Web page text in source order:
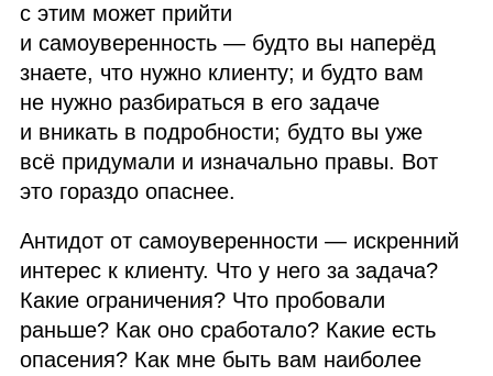
с этим может прийти
и самоуверенность — будто вы наперёд
знаете, что нужно клиенту; и будто вам
не нужно разбираться в его задаче
и вникать в подробности; будто вы уже
всё придумали и изначально правы. Вот
это гораздо опаснее.
Антидот от самоуверенности — искренний
интерес к клиенту. Что у него за задача?
Какие ограничения? Что пробовали
раньше? Как оно сработало? Какие есть
опасения? Как мне быть вам наиболее